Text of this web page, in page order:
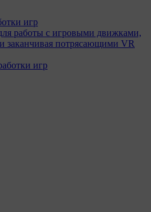
игр
работы с игровыми движками,
заканчивая потрясающими VR